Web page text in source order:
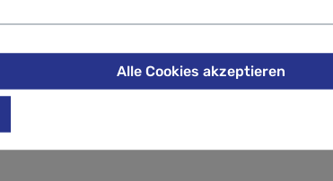
geschwungene, atmungsaktive Rückenpartie
Alle Cookies akzeptieren